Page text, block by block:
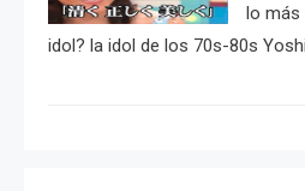
lo más
idol? la idol de los 70s-80s